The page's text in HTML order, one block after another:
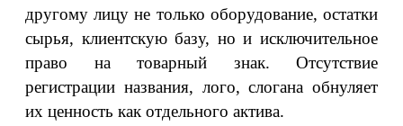
другому лицу не только оборудование, остатки
сырья, клиентскую базу, но и исключительное
право на товарный знак. Отсутствие
регистрации названия, лого, слогана обнуляет
их ценность как отдельного актива.